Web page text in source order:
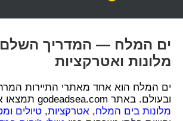
ים המלח — המדריך השלם
מלונות ואטרקציות
ים המלח הוא אחד מאתרי התיירות
ובעולם. באתר godeadsea.com תמצאו את כל המידע על
מלונות בים המלח, אטרקציות, טיולים